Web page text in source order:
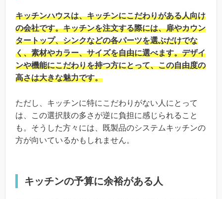
キッチンハウスは、キッチンにこだわりがある人向け
の会社です。キッチンを注文する際には、扉やカウン
タートップ、シンクなどの各パーツを選ぶだけでな
く、素材やカラー、サイズを自由に選べます。デザイ
ンや機能にこだわりを持つ方にとって、この自由度の
高さは大きな魅力です。
ただし、キッチンに特にこだわりがない人にとって
は、この選択肢の多さが逆に負担に感じられること
も。そうした方々には、既製品のシステムキッチンの
方が向いているかもしれません。
キッチンの予算に余裕がある人